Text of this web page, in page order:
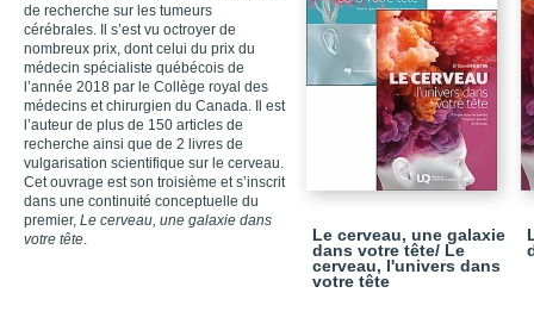
de recherche sur les tumeurs
cérébrales. Il s’est vu octroyer de
nombreux prix, dont celui du prix du
médecin spécialiste québécois de
l’année 2018 par le Collège royal des
médecins et chirurgien du Canada. Il est
l’auteur de plus de 150 articles de
recherche ainsi que de 2 livres de
vulgarisation scientifique sur le cerveau.
Cet ouvrage est son troisième et s’inscrit
dans une continuité conceptuelle du
premier, Le cerveau, une galaxie dans
votre tête.
Le cerveau, une galaxie
dans votre tête/ Le
cerveau, l'univers dans
votre tête